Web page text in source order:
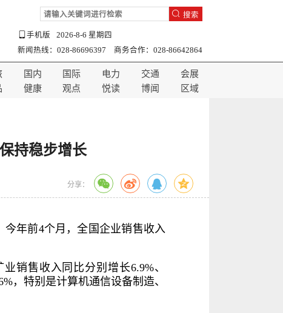
搜索
手机版
2026-8-6 星期四
新闻热线：028-86696397 商务合作：028-86642864
国内 国际 电力 交通
会展
健康 观点 悦读 博闻 区域
持稳步增长
分享：
今年前4个月，全国企业销售收入
销售收入同比分别增长6.9%、
，特别是计算机通信设备制造、